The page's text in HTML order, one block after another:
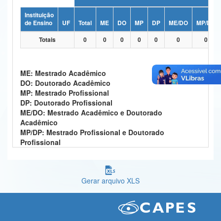
Ministério da Ciência, Tecnologia, Inovações e Comunicações
Ministério do Meio Ambiente
Ministério do Desenvolvimento Regional
Controladoria-Geral da União
Ministério da Mulher, da Família e dos Direitos Humanos
Secretaria-Geral
Instituição
de Ensino
UF Total ME DO MP DP ME/DO
MP/DP
Totais
0 0 0 0 0 0 0
ME: Mestrado Acadêmico
DO: Doutorado Acadêmico
MP: Mestrado Profissional
DP: Doutorado Profissional
ME/DO: Mestrado Acadêmico e Doutorado
Acadêmico
MP/DP: Mestrado Profissional e Doutorado
Profissional
Gerar arquivo XLS